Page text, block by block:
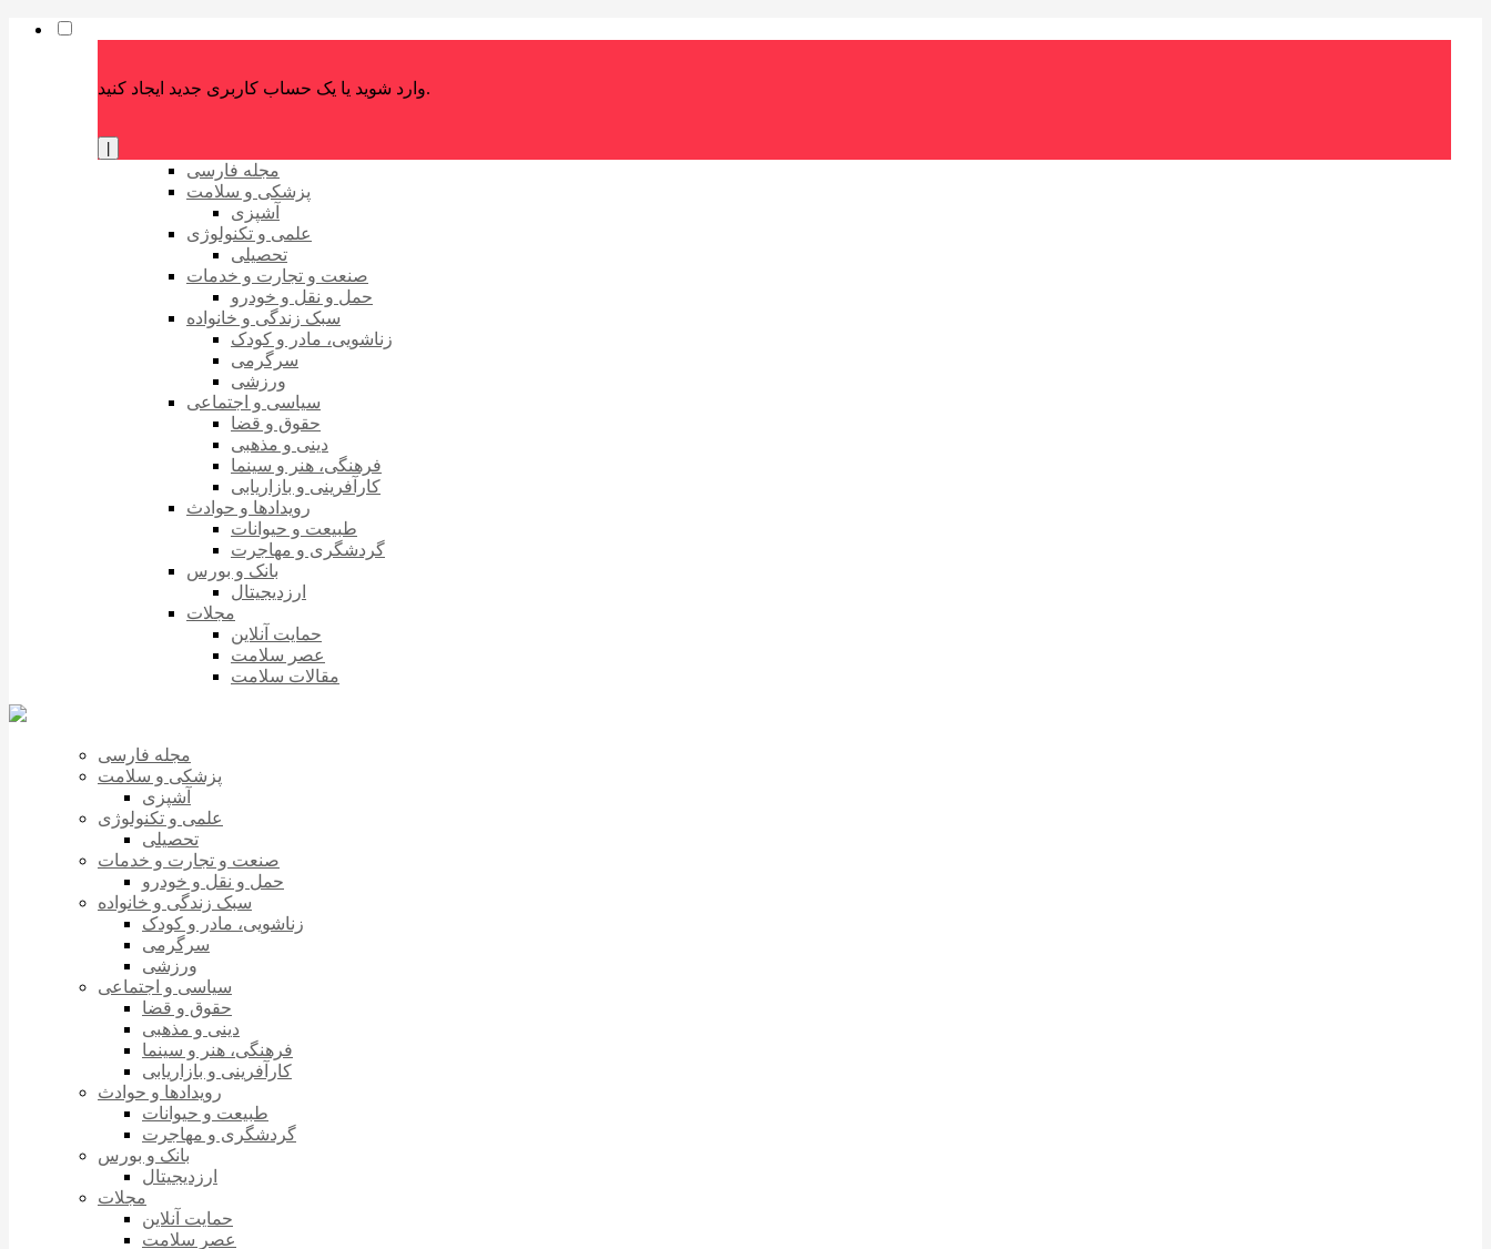
وارد شوید یا یک حساب کاربری جدید ایجاد کنید.
مجله فارسی
پزشکی و سلامت
آشپزی
علمی و تکنولوژی
تحصیلی
صنعت و تجارت و خدمات
حمل و نقل و خودرو
سبک زندگی و خانواده
زناشویی، مادر و کودک
سرگرمی
ورزشی
سیاسی و اجتماعی
حقوق و قضا
دینی و مذهبی
فرهنگی، هنر و سینما
کارآفرینی و بازاریابی
رویدادها و حوادث
طبیعت و حیوانات
گردشگری و مهاجرت
بانک و بورس
ارزدیجیتال
مجلات
حمایت آنلاین
عصر سلامت
مقالات سلامت
مجله فارسی
پزشکی و سلامت
آشپزی
علمی و تکنولوژی
تحصیلی
صنعت و تجارت و خدمات
حمل و نقل و خودرو
سبک زندگی و خانواده
زناشویی، مادر و کودک
سرگرمی
ورزشی
سیاسی و اجتماعی
حقوق و قضا
دینی و مذهبی
فرهنگی، هنر و سینما
کارآفرینی و بازاریابی
رویدادها و حوادث
طبیعت و حیوانات
گردشگری و مهاجرت
بانک و بورس
ارزدیجیتال
مجلات
حمایت آنلاین
عصر سلامت